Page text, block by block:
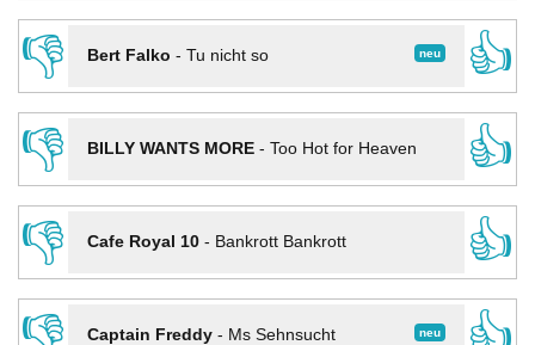
👎
neu
Bert Falko - Tu nicht so
👍
👎
BILLY WANTS MORE- Too Hot for Heaven
👍
👎
Cafe Royal 10- Bankrott Bankrott
👍
neu
Captain Freddy- Ms Sehnsucht